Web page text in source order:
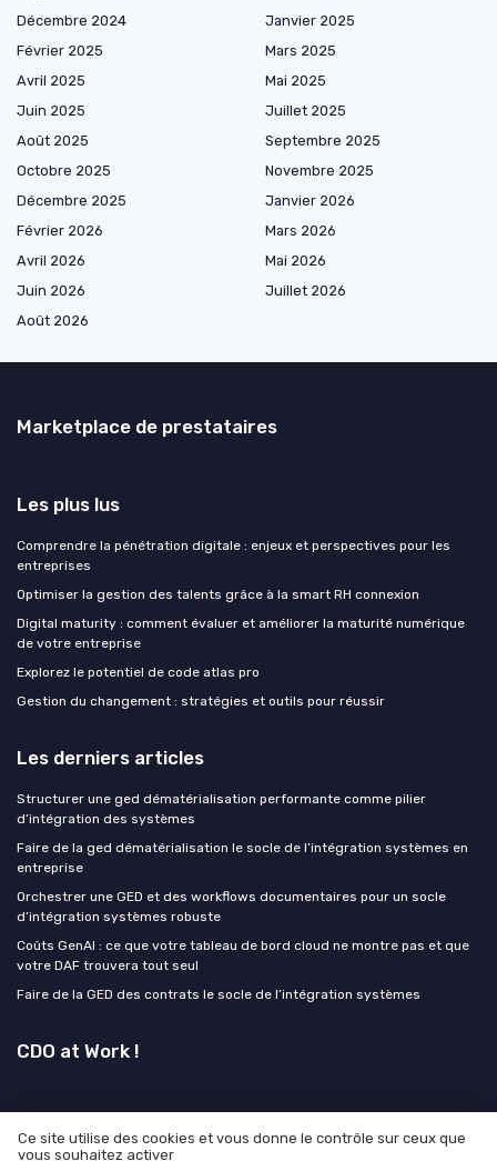
Décembre 2024
Janvier 2025
Février 2025
Mars 2025
Avril 2025
Mai 2025
Juin 2025
Juillet 2025
Août 2025
Septembre 2025
Octobre 2025
Novembre 2025
Décembre 2025
Janvier 2026
Février 2026
Mars 2026
Avril 2026
Mai 2026
Juin 2026
Juillet 2026
Août 2026
Marketplace de prestataires
Les plus lus
Comprendre la pénétration digitale : enjeux et perspectives pour les
entreprises
Optimiser la gestion des talents grâce à la smart RH connexion
Digital maturity : comment évaluer et améliorer la maturité numérique
de votre entreprise
Explorez le potentiel de code atlas pro
Gestion du changement : stratégies et outils pour réussir
Les derniers articles
Structurer une ged dématérialisation performante comme pilier
d’intégration des systèmes
Faire de la ged dématérialisation le socle de l’intégration systèmes en
entreprise
Orchestrer une GED et des workflows documentaires pour un socle
d’intégration systèmes robuste
Coûts GenAI : ce que votre tableau de bord cloud ne montre pas et que
votre DAF trouvera tout seul
Faire de la GED des contrats le socle de l’intégration systèmes
CDO at Work !
Ce site utilise des cookies et vous donne le contrôle sur ceux que
vous souhaitez activer